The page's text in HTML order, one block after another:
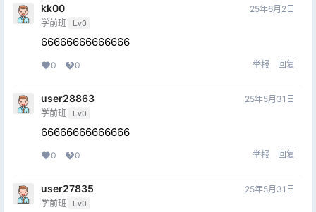
kk00
学前班 Lv0
25年6月2日
66666666666666
0 0 举报 回复
user28863
学前班 Lv0
25年5月31日
66666666666666
0 0 举报 回复
user27835
学前班 Lv0
25年5月31日